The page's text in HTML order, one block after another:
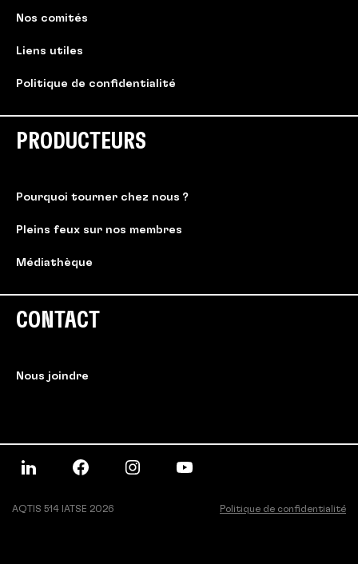
Nos comités
Liens utiles
Politique de confidentialité
PRODUCTEURS
Pourquoi tourner chez nous ?
Pleins feux sur nos membres
Médiathèque
CONTACT
Nous joindre
AQTIS 514 IATSE 2026 Politique de confidentialité